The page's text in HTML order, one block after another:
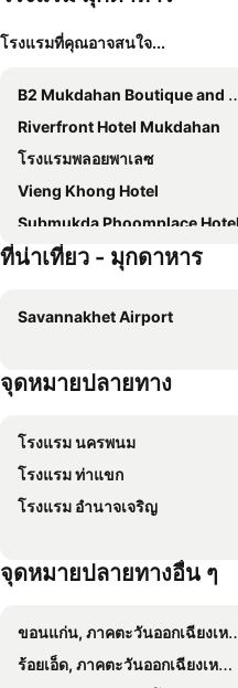
โรงแรมที่คุณอาจสนใจ...
B2 Mukdahan Boutique and Budget Hotel
Riverfront Hotel Mukdahan
โรงแรมพลอยพาเลซ
Vieng Khong Hotel
Submukda Phoomplace Hotel
ทรัพย์มุกดา แกรนด์ โฮเทล Submukda Grand Hotel
Savan Itecc Hotel
บ้านพักสิริ มุกดาหาร (Baan Siri Mukdahan)
SMILE RESORT Mukdahan
ที่น่าเที่ยว - มุกดาหาร
Savannakhet Airport
จุดหมายปลายทาง
โรงแรม นครพนม
โรงแรม ท่าแขก
โรงแรม อำนาจเจริญ
จุดหมายปลายทางอื่น ๆ
ขอนแก่น, ภาคตะวันออกเฉียงเหนือ โรงแรม
ร้อยเอ็ด, ภาคตะวันออกเฉียงเหนือ โรงแรม